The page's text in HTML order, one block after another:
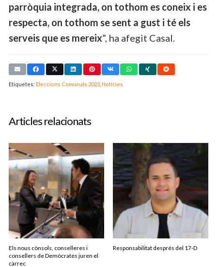
parròquia integrada, on tothom es coneix i es
respecta, on tothom se sent a gust i té els
serveis que es mereix”, ha afegit Casal.
Etiquetes: Eleccions Comunals 2023 Notícies
Articles relacionats
Els nous cònsols, conselleres i
consellers de Demòcrates juren el
càrrec
Responsabilitat després del 17-D